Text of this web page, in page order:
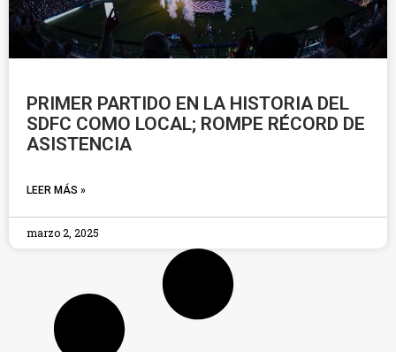
PRIMER PARTIDO EN LA HISTORIA DEL
SDFC COMO LOCAL; ROMPE RÉCORD DE
ASISTENCIA
LEER MÁS »
marzo 2, 2025